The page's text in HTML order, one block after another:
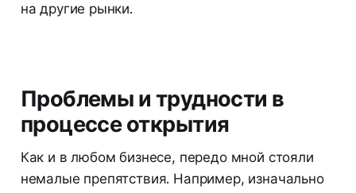
на другие рынки.
Проблемы и трудности в
процессе открытия
Как и в любом бизнесе, передо мной стояли
немалые препятствия. Например, изначально